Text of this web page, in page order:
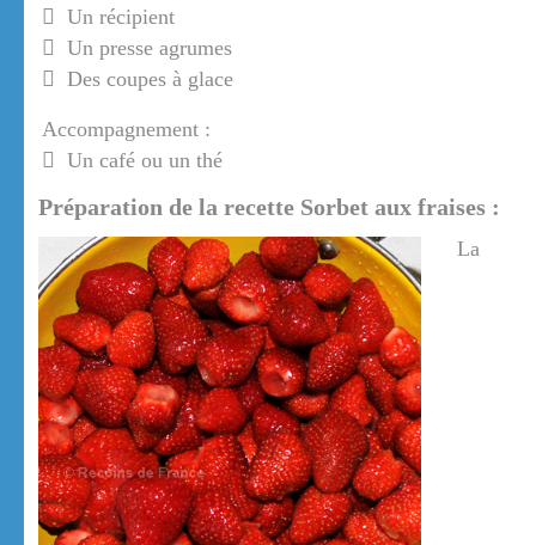
Un récipient
Un presse agrumes
Des coupes à glace
Accompagnement :
Un café ou un thé
Préparation de la recette Sorbet aux fraises :
La